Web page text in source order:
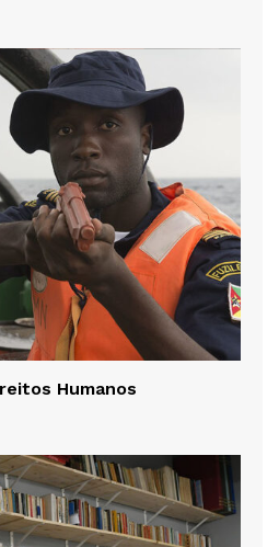
Humanos